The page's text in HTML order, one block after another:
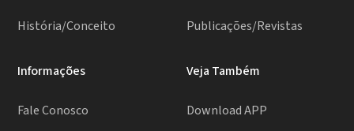
História/Conceito Publicações/Revistas
Informações
Fale Conosco
Veja Também
Download APP